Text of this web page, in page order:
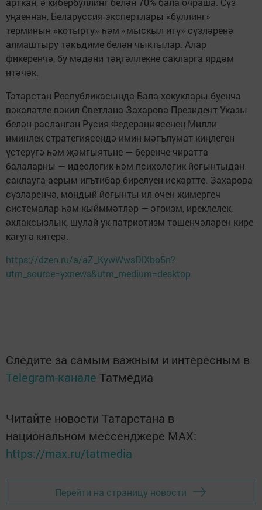
уңаеннан, Беларуссия экспертлары «буллинг»
терминын «котырту» һәм «мыскыл итү» сүзләренә
алмаштыру тәкъдиме белән чыктылар. Алар
фикеренчә, бу мәдәни тәңгәллекне сакларга ярдәм
итәчәк.
Татарстан Республикасында Бала хокуклары буенча
вәкаләтле вәкил Светлана Захарова Президент Указы
белән расланган Русия Федерациясенең Милли
иминлек стратегиясендә имин мәгълүмат киңлеген
үстерүгә һәм җәмгыятьне — беренче чиратта
балаларны — идеологик һәм психологик йогынтыдан
саклауга аерым игътибар бирелүен искәртте. Захарова
сүзләренчә, мондый йогынты ил өчен җимергеч
системалар һәм кыйммәтләр — эгоизм, иреклелек,
әхлаксызлык, шулай ук патриотизм төшенчәләрен кире
кагуга китерә.
https://dzen.ru/a/aZ_KywWwsDlXbo5n?
utm_source=yxnews&utm_medium=desktop
Следите за самым важным и интересным в
Telegram-канале Татмедиа
Читайте новости Татарстана в
национальном мессенджере MАХ:
https://max.ru/tatmedia
Перейти на страницу новости